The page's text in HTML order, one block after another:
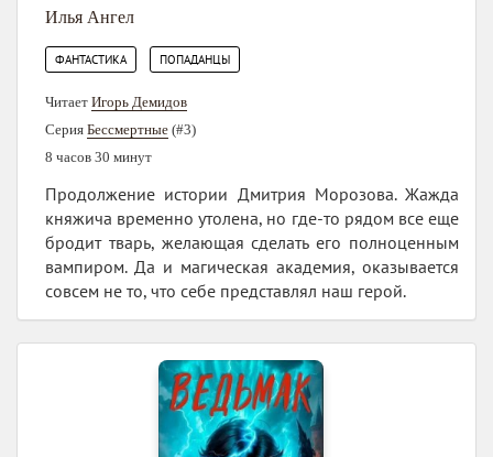
Илья Ангел
ФАНТАСТИКА ПОПАДАНЦЫ
Читает Игорь Демидов
Серия Бессмертные (#3)
8 часов 30 минут
Продолжение истории Дмитрия Морозова. Жажда
княжича временно утолена, но где-то рядом все еще
бродит тварь, желающая сделать его полноценным
вампиром. Да и магическая академия, оказывается
совсем не то, что себе представлял наш герой.